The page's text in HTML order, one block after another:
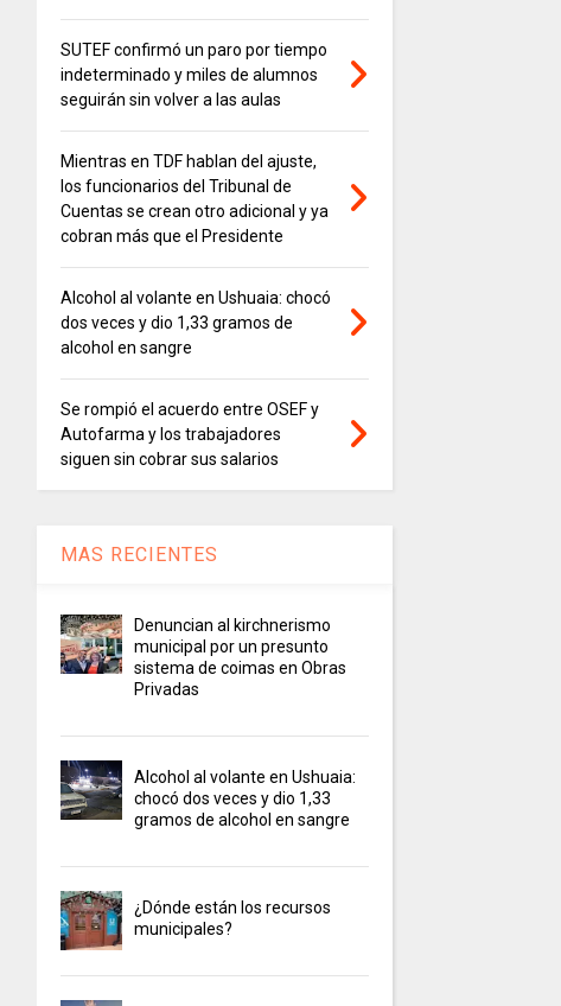
SUTEF confirmó un paro por tiempo
indeterminado y miles de alumnos
seguirán sin volver a las aulas
Mientras en TDF hablan del ajuste,
los funcionarios del Tribunal de
Cuentas se crean otro adicional y ya
cobran más que el Presidente
Alcohol al volante en Ushuaia: chocó
dos veces y dio 1,33 gramos de
alcohol en sangre
Se rompió el acuerdo entre OSEF y
Autofarma y los trabajadores
siguen sin cobrar sus salarios
MAS RECIENTES
Denuncian al kirchnerismo
municipal por un presunto
sistema de coimas en Obras
Privadas
Alcohol al volante en Ushuaia:
chocó dos veces y dio 1,33
gramos de alcohol en sangre
¿Dónde están los recursos
municipales?